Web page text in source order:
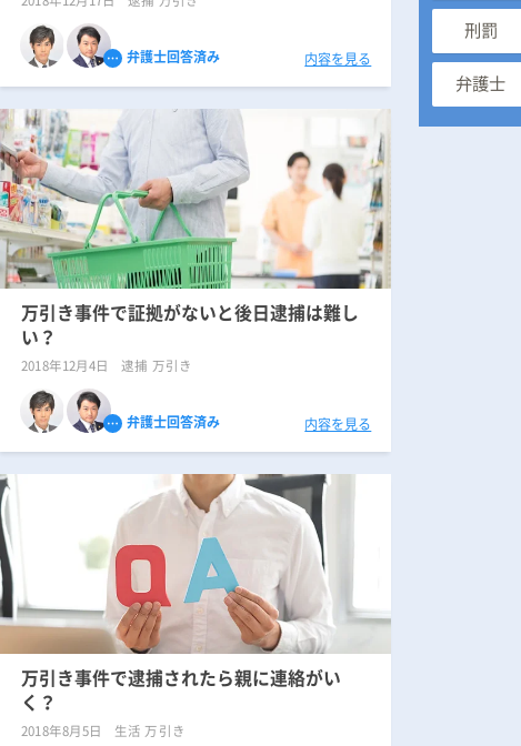
弁護士回答済み 内容を見る
万引き事件で証拠がないと後日逮捕は難し
い？
2018年12月4日 逮捕 万引き
弁護士回答済み 内容を見る
万引き事件で逮捕されたら親に連絡がい
く？
2018年8月5日 生活 万引き
刑罰
弁護士